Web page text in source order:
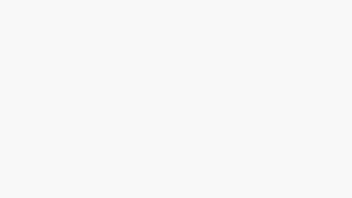
Früher musste man wegen jeder Angelegenheit “uff de